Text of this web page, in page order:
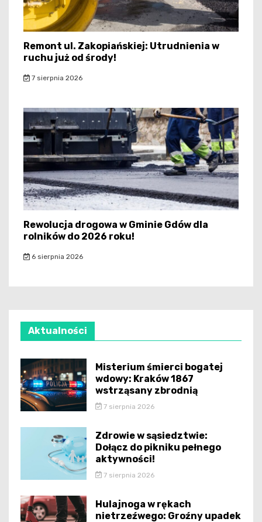
Remont ul. Zakopiańskiej: Utrudnienia w
ruchu już od środy!
7 sierpnia 2026
Rewolucja drogowa w Gminie Gdów dla
rolników do 2026 roku!
6 sierpnia 2026
Aktualności
Misterium śmierci bogatej
wdowy: Kraków 1867
wstrząsany zbrodnią
7 sierpnia 2026
Zdrowie w sąsiedztwie:
Dołącz do pikniku pełnego
aktywności!
7 sierpnia 2026
Hulajnoga w rękach
nietrzeźwego: Groźny upadek